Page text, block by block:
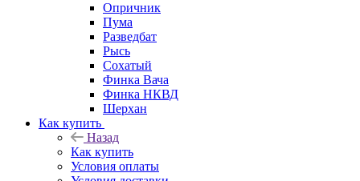
Опричник
Пума
Разведбат
Рысь
Сохатый
Финка Вача
Финка НКВД
Шерхан
Как купить
Назад
Как купить
Условия оплаты